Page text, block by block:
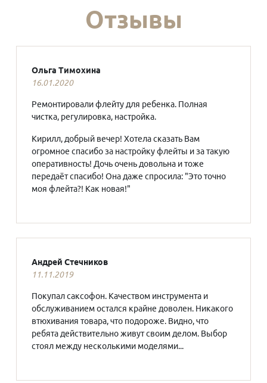
Отзывы
Ольга Тимохина
16.01.2020
Ремонтировали флейту для ребенка. Полная
чистка, регулировка, настройка.
Кирилл, добрый вечер! Хотела сказать Вам
огромное спасибо за настройку флейты и за такую
оперативность! Дочь очень довольна и тоже
передаёт спасибо! Она даже спросила: "Это точно
моя флейта?! Как новая!"
Андрей Стечников
11.11.2019
Покупал саксофон. Качеством инструмента и
обслуживанием остался крайне доволен. Никакого
втюхивания товара, что подороже. Видно, что
ребята действительно живут своим делом. Выбор
стоял между несколькими моделями...